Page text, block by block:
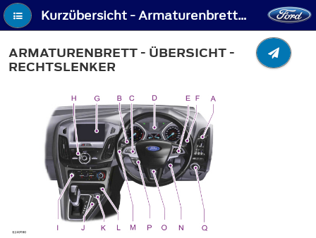
Kurzübersicht - Armaturenbrett - Übersicht - Rechtslenker
ARMATURENBRETT - ÜBERSICHT -
RECHTSLENKER